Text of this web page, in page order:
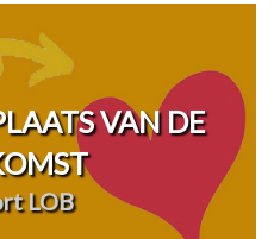
VAN DE
LOB